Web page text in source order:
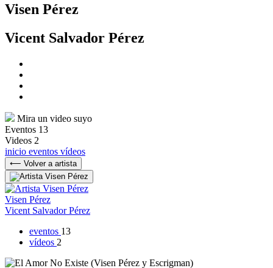
Visen Pérez
Vicent Salvador Pérez
Mira un video suyo
Eventos 13
Videos 2
inicio eventos vídeos
⟵ Volver a artista
Visen Pérez
Vicent Salvador Pérez
eventos 13
vídeos 2